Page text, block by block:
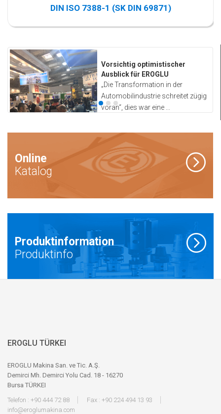
DIN ISO 7388-1 (SK DIN 69871)
Vorsichtig optimistischer
Ausblick für EROGLU
„Die Transformation in der
Automobilindustrie schreitet zügig
voran“, dies war eine ...
» News
Online
Katalog
Produktinformation
Produktinfo
EROGLU TÜRKEI
EROGLU Makina San. ve Tic. A.Ş.
Demirci Mh. Demirci Yolu Cad. 18 - 16270
Bursa TÜRKEI
Telefon : +90 444 72 88
Fax : +90 224 494 13 93
info@eroglumakina.com